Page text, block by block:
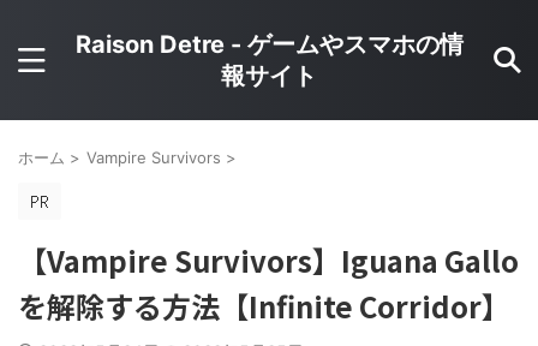
Raison Detre - ゲームやスマホの情
報サイト
ホーム > Vampire Survivors >
【Vampire Survivors】Iguana Gallo
を解除する方法【Infinite Corridor】